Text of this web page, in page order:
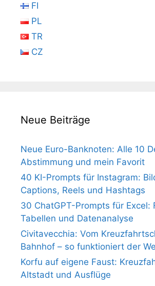
FI
PL
TR
CZ
Neue Beiträge
Neue Euro-Banknoten: Alle 10
Abstimmung und mein Favorit
40 KI-Prompts für Instagram:
Captions, Reels und Hashtags
30 ChatGPT-Prompts für Excel:
Tabellen und Datenanalyse
Civitavecchia: Vom
Bahnhof – so funktioniert der
Korfu auf eigene Faust:
Altstadt und Ausflüge